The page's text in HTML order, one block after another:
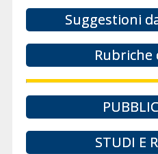
Suggestioni
Rubriche
STUDI E